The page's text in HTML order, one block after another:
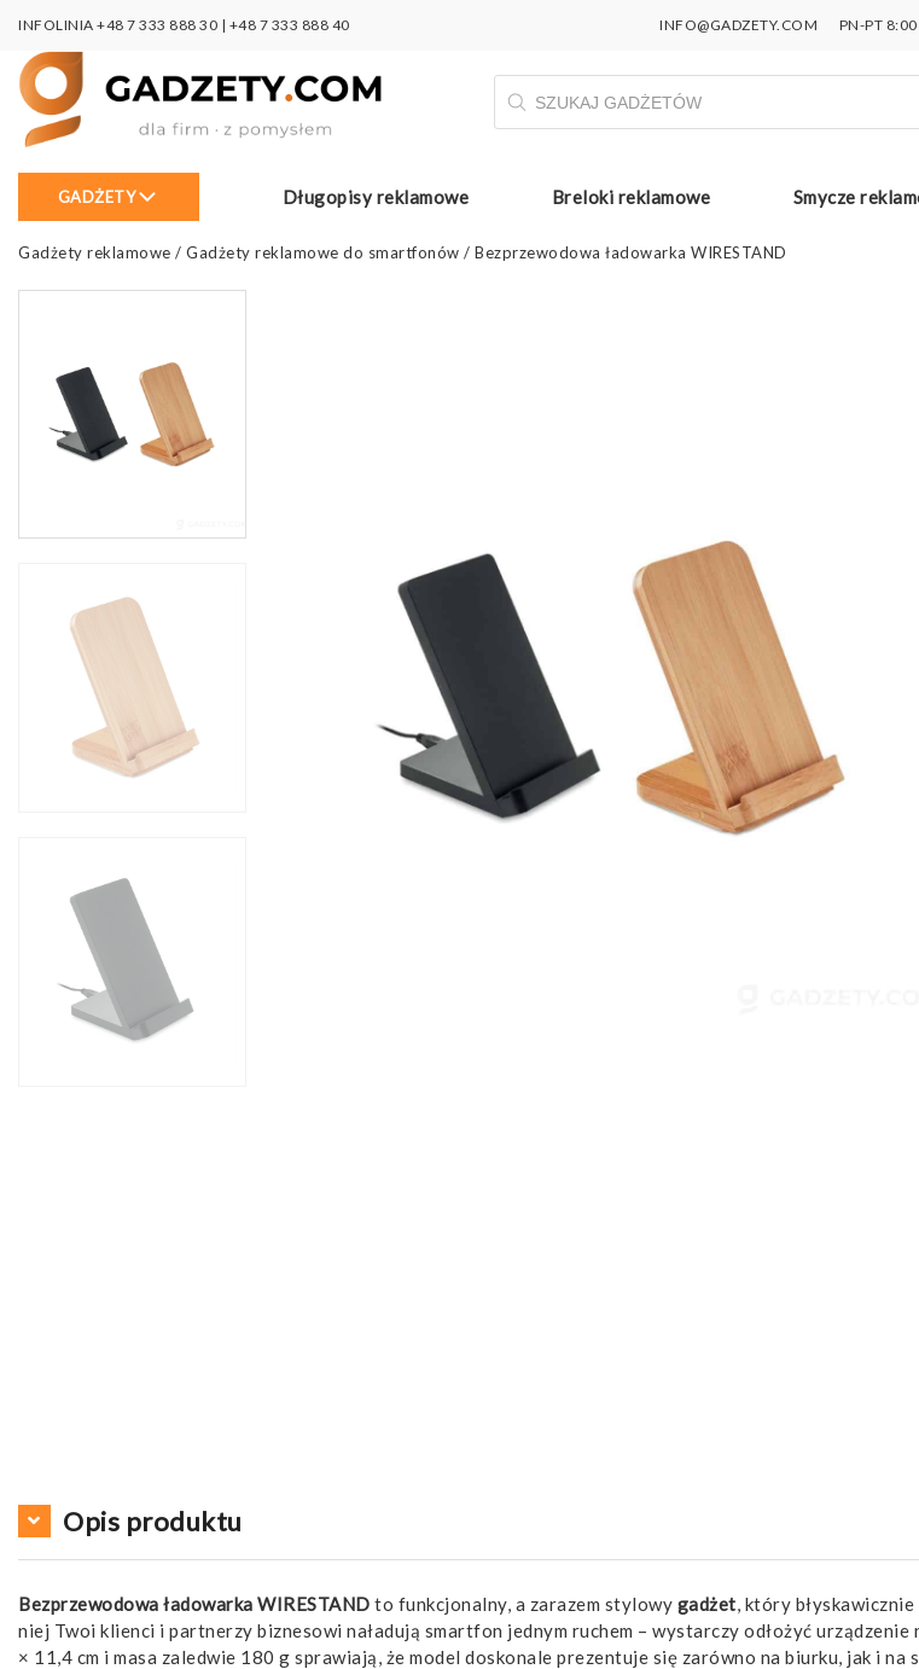
INFOLINIA +48 7 333 888 30 | +48 7 333 888 40 INFO@GADZETY.COM PN-PT
Wyszukiwarka
produktów
GADŻETY Długopisy reklamowe Breloki reklamowe Smycze
Gadżety reklamowe / Gadżety reklamowe do smartfonów / Bezprzewodowa ładowarka WIRESTAND
Opis produktu
Bezprzewodowa ładowarka WIRESTAND to funkcjonalny, a zarazem stylowy gadżet , który
niej Twoi klienci i partnerzy biznesowi naładują smartfon jednym ruchem – wystarczy odłożyć
× 11,4 cm i masa zaledwie 180 g sprawiają, że model doskonale prezentuje się zarówno na biurku, jak i